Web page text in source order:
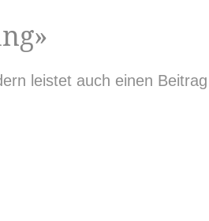
leistet auch einen